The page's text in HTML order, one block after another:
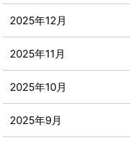
2025年12月
2025年11月
2025年10月
2025年9月